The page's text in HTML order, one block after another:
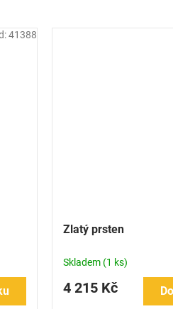
41388
Zlatý prsten
Skladem (1 ks)
4 215 Kč